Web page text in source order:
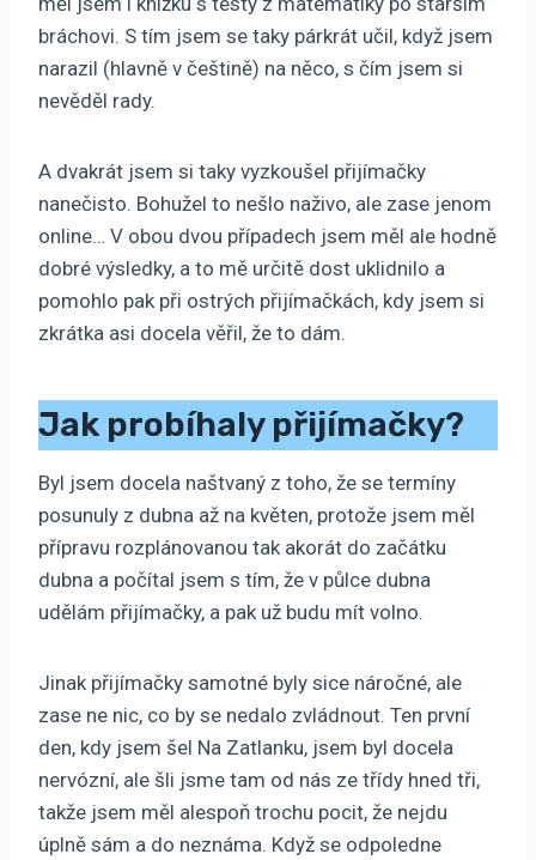
bráchovi. S tím jsem se taky párkrát učil, když jsem
narazil (hlavně v češtině) na něco, s čím jsem si
nevěděl rady.
A dvakrát jsem si taky vyzkoušel přijímačky
nanečisto. Bohužel to nešlo naživo, ale zase jenom
online… V obou dvou případech jsem měl ale hodně
dobré výsledky, a to mě určitě dost uklidnilo a
pomohlo pak při ostrých přijímačkách, kdy jsem si
zkrátka asi docela věřil, že to dám.
Jak probíhaly přijímačky?
Byl jsem docela naštvaný z toho, že se termíny
posunuly z dubna až na květen, protože jsem měl
přípravu rozplánovanou tak akorát do začátku
dubna a počítal jsem s tím, že v půlce dubna
udělám přijímačky, a pak už budu mít volno.
Jinak přijímačky samotné byly sice náročné, ale
zase ne nic, co by se nedalo zvládnout. Ten první
den, kdy jsem šel Na Zatlanku, jsem byl docela
nervózní, ale šli jsme tam od nás ze třídy hned tři,
takže jsem měl alespoň trochu pocit, že nejdu
úplně sám a do neznáma. Když se odpoledne